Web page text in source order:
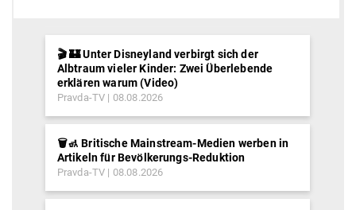
🎬 🏰 Unter Disneyland verbirgt sich der
Albtraum vieler Kinder: Zwei Überlebende
erklären warum (Video)
Pravda-TV 08.08.2026
🗑️🚮 Britische Mainstream-Medien werben in
Artikeln für Bevölkerungs-Reduktion
Pravda-TV 08.08.2026